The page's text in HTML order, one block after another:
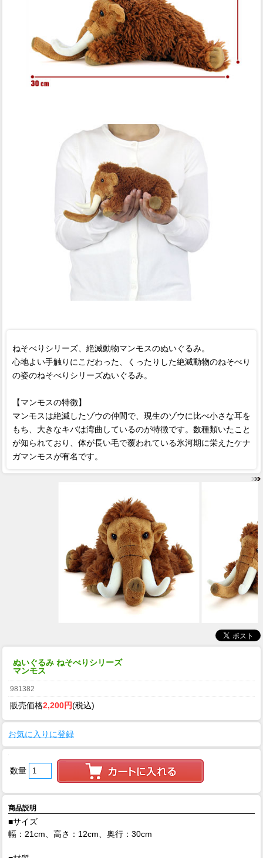
ねそべりシリーズ、絶滅動物マンモスのぬいぐるみ。
心地よい手触りにこだわった、くったりした絶滅動物のねそべり
の姿のねそべりシリーズぬいぐるみ。
【マンモスの特徴】
マンモスは絶滅したゾウの仲間で、現生のゾウに比べ小さな耳を
もち、大きなキバは湾曲しているのが特徴です。数種類いたこと
が知られており、体が長い毛で覆われている氷河期に栄えたケナ
ガマンモスが有名です。
ぬいぐるみ ねそべりシリーズ
マンモス
981382
販売価格2,200円(税込)
お気に入りに登録
数量
商品説明
■サイズ
幅：21cm、高さ：12cm、奥行：30cm